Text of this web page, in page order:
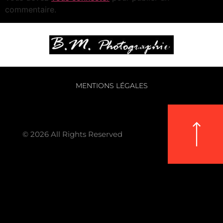
commentaire.
MENTIONS LÉGALES
© 2026 All Rights Reserved